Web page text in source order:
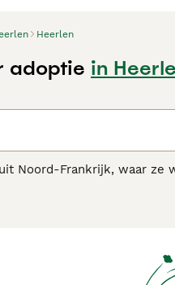
Heerlen
adoptie in
Noord-Frankrijk, waar
hoeveelheid dagelijkse
voor informatie over dit